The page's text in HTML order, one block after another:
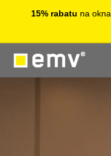
15% rabatu na